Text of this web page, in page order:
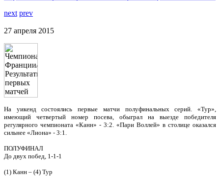
next prev
27 апреля 2015
На уикенд состоялись первые матчи полуфинальных серий. «Тур»,
имеющий четвертый номер посева, обыграл на выезде победителя
регулярного чемпионата «Канн» - 3:2. «Пари Воллей» в столице оказался
сильнее «Лиона» - 3:1.
ПОЛУФИНАЛ
До двух побед, 1-1-1
(1) Канн – (4) Тур